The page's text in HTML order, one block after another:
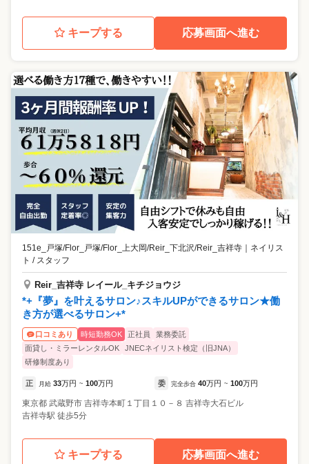
キープする 応募画面へ進む
151e_戸塚/Flor_戸塚/Flor_上大岡/Reir_下北沢/Reir_吉祥寺
ネイリス
ト / スタッフ
Reir_吉祥寺 レイール_キチジョウジ
*+『夢』を叶えるサロン♪スキルUPができるサロン★働
き方が選べるサロン+*
口コミあり 時短勤務OK 正社員
業務委託
面貸し・ミラーレンタルOK
JNECネイリスト検定（旧JNA）
研修制度あり
正 月給 33万円 ~ 100万円 委 完全歩合 40万円 ~ 100万円
東京都 武蔵野市 吉祥寺本町１丁目１０－８ 吉祥寺大石ビル
吉祥寺駅 徒歩5分
キープする 応募画面へ進む